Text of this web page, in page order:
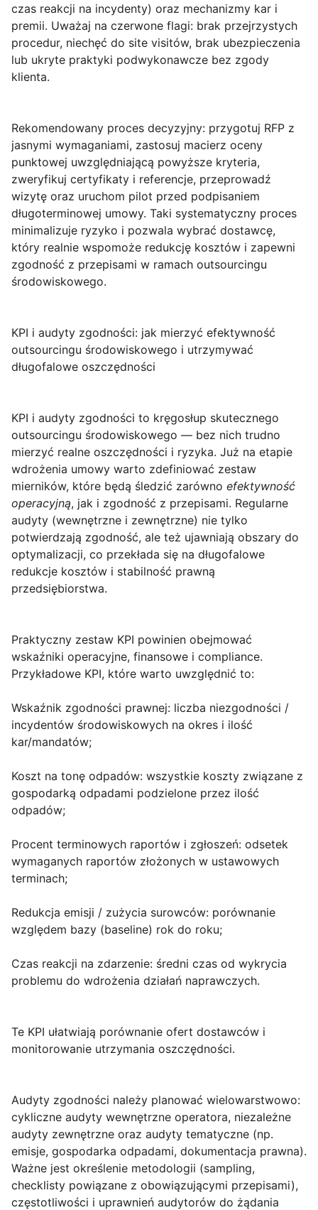
czas reakcji na incydenty) oraz mechanizmy kar i
premii. Uważaj na czerwone flagi: brak przejrzystych
procedur, niechęć do site visitów, brak ubezpieczenia
lub ukryte praktyki podwykonawcze bez zgody
klienta.
Rekomendowany proces decyzyjny: przygotuj RFP z
jasnymi wymaganiami, zastosuj macierz oceny
punktowej uwzględniającą powyższe kryteria,
zweryfikuj certyfikaty i referencje, przeprowadź
wizytę oraz uruchom pilot przed podpisaniem
długoterminowej umowy. Taki systematyczny proces
minimalizuje ryzyko i pozwala wybrać dostawcę,
który realnie wspomoże redukcję kosztów i zapewni
zgodność z przepisami w ramach outsourcingu
środowiskowego.
KPI i audyty zgodności: jak mierzyć efektywność
outsourcingu środowiskowego i utrzymywać
długofalowe oszczędności
KPI i audyty zgodności to kręgosłup skutecznego
outsourcingu środowiskowego — bez nich trudno
mierzyć realne oszczędności i ryzyka. Już na etapie
wdrożenia umowy warto zdefiniować zestaw
mierników, które będą śledzić zarówno efektywność
operacyjną, jak i zgodność z przepisami. Regularne
audyty (wewnętrzne i zewnętrzne) nie tylko
potwierdzają zgodność, ale też ujawniają obszary do
optymalizacji, co przekłada się na długofalowe
redukcje kosztów i stabilność prawną
przedsiębiorstwa.
Praktyczny zestaw KPI powinien obejmować
wskaźniki operacyjne, finansowe i compliance.
Przykładowe KPI, które warto uwzględnić to:
Wskaźnik zgodności prawnej: liczba niezgodności /
incydentów środowiskowych na okres i ilość
kar/mandatów;
Koszt na tonę odpadów: wszystkie koszty związane z
gospodarką odpadami podzielone przez ilość
odpadów;
Procent terminowych raportów i zgłoszeń: odsetek
wymaganych raportów złożonych w ustawowych
terminach;
Redukcja emisji / zużycia surowców: porównanie
względem bazy (baseline) rok do roku;
Czas reakcji na zdarzenie: średni czas od wykrycia
problemu do wdrożenia działań naprawczych.
Te KPI ułatwiają porównanie ofert dostawców i
monitorowanie utrzymania oszczędności.
Audyty zgodności należy planować wielowarstwowo:
cykliczne audyty wewnętrzne operatora, niezależne
audyty zewnętrzne oraz audyty tematyczne (np.
emisje, gospodarka odpadami, dokumentacja prawna).
Ważne jest określenie metodologii (sampling,
checklisty powiązane z obowiązującymi przepisami),
częstotliwości i uprawnień audytorów do żądania